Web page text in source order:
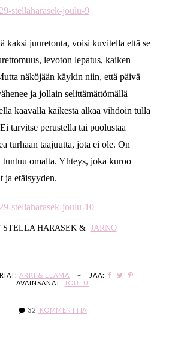
kaksi juuretonta, voisi kuvitella että se
levoton lepatus, kaiken
näköjään käykin niin, että päivä
ja jollain selittämättömällä
kaavalla kaikesta alkaa vihdoin tulla
tarvitse perustella tai puolustaa
turhaan taajuutta, jota ei ole. On
omalta. Yhteys, joka kuroo
ja etäisyyden.
STELLA HARASEK & JARNO
ARKI & ELÄMÄ ~
JAA:
AVAINSANAT: JOULU
32 KOMMENTTIA